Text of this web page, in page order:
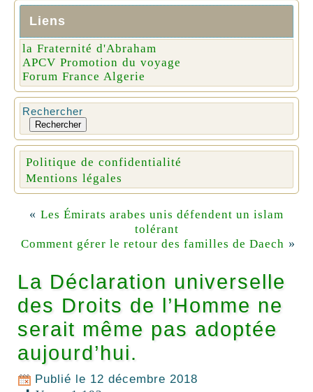
Liens
la Fraternité d'Abraham
APCV Promotion du voyage
Forum France Algerie
Rechercher
Rechercher
Politique de confidentialité
Mentions légales
« Les Émirats arabes unis défendent un islam
tolérant
Comment gérer le retour des familles de Daech »
La Déclaration universelle
des Droits de l’Homme ne
serait même pas adoptée
aujourd’hui.
Publié le 12 décembre 2018